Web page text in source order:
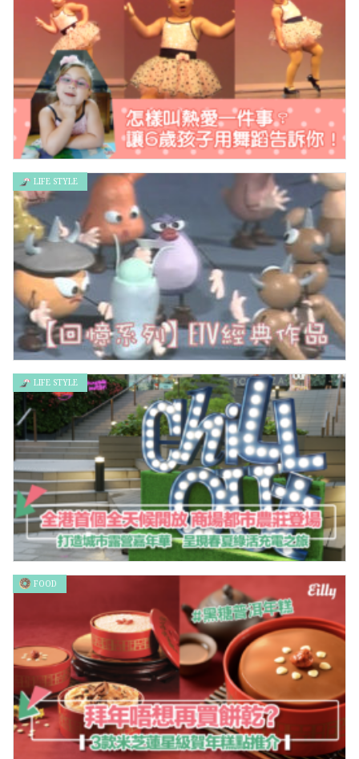
怎樣叫熱愛一件事？讓6歲孩子用舞蹈告訴你！
【回憶系列】ETV經典作品
LIFE STYLE
打造城市露營嘉年華 呈現春夏綠活充電之旅
LIFE STYLE
FOOD